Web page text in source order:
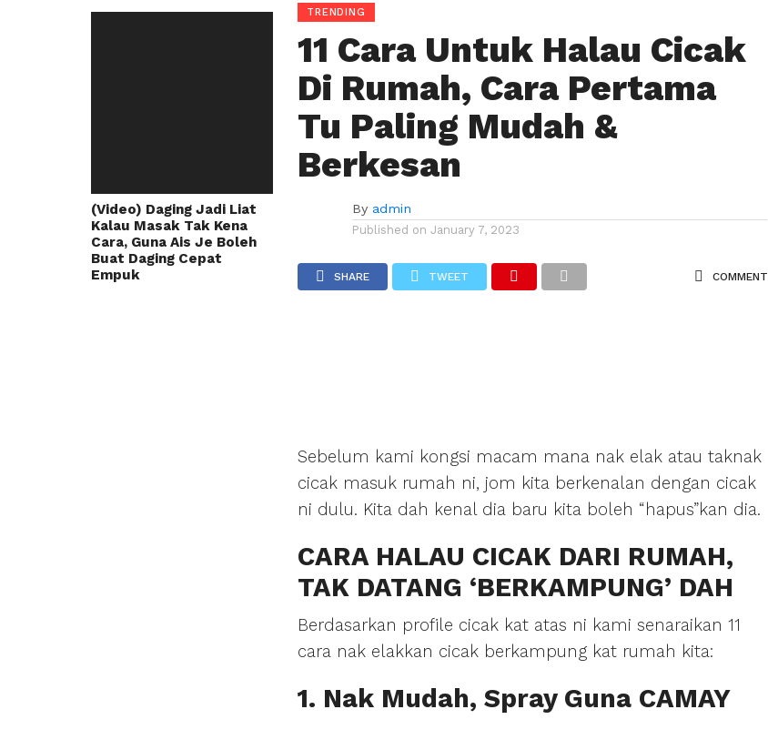
(Video) Daging Jadi Liat
Kalau Masak Tak Kena
Cara, Guna Ais Je Boleh
Buat Daging Cepat
Empuk
TRENDING
11 Cara Untuk Halau Cicak
Di Rumah, Cara Pertama
Tu Paling Mudah &
Berkesan
By admin
Published on January 7, 2023
SHARE TWEET COMMENT
Sebelum kami kongsi macam mana nak elak atau taknak
cicak masuk rumah ni, jom kita berkenalan dengan cicak
ni dulu. Kita dah kenal dia baru kita boleh “hapus”kan dia.
CARA HALAU CICAK DARI RUMAH,
TAK DATANG ‘BERKAMPUNG’ DAH
Berdasarkan profile cicak kat atas ni kami senaraikan 11
cara nak elakkan cicak berkampung kat rumah kita:
1. Nak Mudah, Spray Guna CAMAY